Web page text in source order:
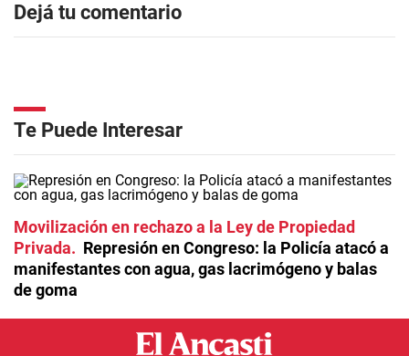
Dejá tu comentario
Te Puede Interesar
Movilización en rechazo a la Ley de Propiedad
Privada
Represión en Congreso: la Policía atacó a
manifestantes con agua, gas lacrimógeno y balas
de goma